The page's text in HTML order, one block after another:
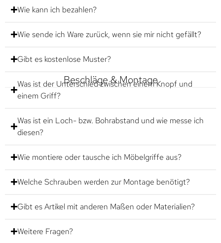
Wie kann ich bezahlen?
Wie sende ich Ware zurück, wenn sie mir nicht gefällt?
Gibt es kostenlose Muster?
Beschläge & Montage
Was ist der Unterschied zwischen einem Knopf und
einem Griff?
Was ist ein Loch- bzw. Bohrabstand und wie messe ich
diesen?
Wie montiere oder tausche ich Möbelgriffe aus?
Welche Schrauben werden zur Montage benötigt?
Gibt es Artikel mit anderen Maßen oder Materialien?
Weitere Fragen?